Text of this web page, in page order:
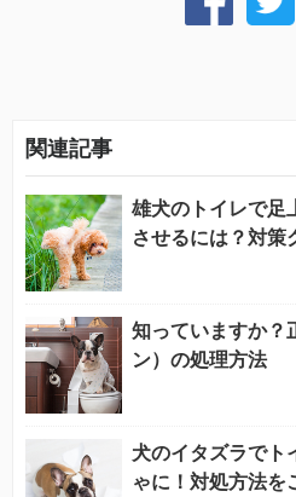
関連記事
雄犬のトイレで足
させるには？対策
知っていますか？
ン）の処理方法
犬のイタズラでト
ゃに！対処方法を